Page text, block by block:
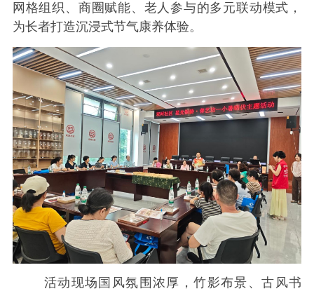
网格组织、商圈赋能、老人参与的多元联动模式，
为长者打造沉浸式节气康养体验。
活动现场国风氛围浓厚，竹影布景、古风书